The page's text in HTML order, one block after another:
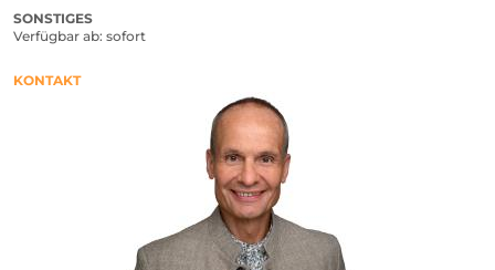
SONSTIGES
Verfügbar ab sofort
KONTAKT